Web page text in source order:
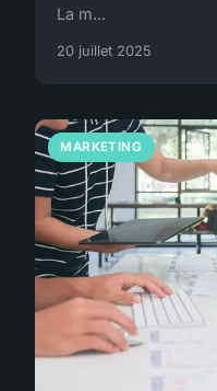
La m...
20 juillet 2025
MARKETING